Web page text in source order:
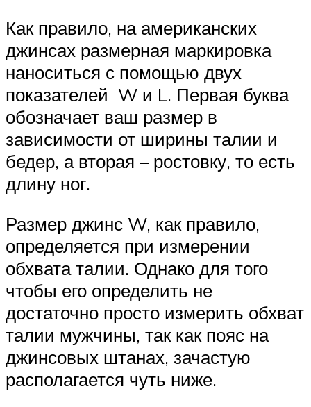
Как правило, на американских
джинсах размерная маркировка
наноситься с помощью двух
показателей W и L. Первая буква
обозначает ваш размер в
зависимости от ширины талии и
бедер, а вторая – ростовку, то есть
длину ног.
Размер джинс W, как правило,
определяется при измерении
обхвата талии. Однако для того
чтобы его определить не
достаточно просто измерить обхват
талии мужчины, так как пояс на
джинсовых штанах, зачастую
располагается чуть ниже.